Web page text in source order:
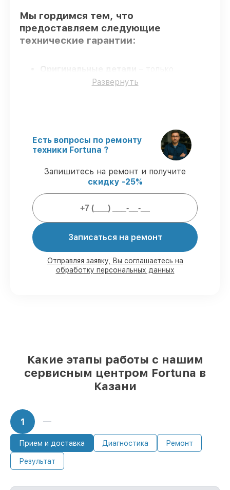
Мы гордимся тем, что
предоставляем следующие
технические гарантии:
Оригинальные детали
подлинные комплектующие.
Соблюдение сроков обслуживания
сервис тепловизора General 50S3
выполняется строго в оговоренные
Подтвержденная гарантия–
предоставляем официальное
гарантийное сопровождение после
Мы гарантируем:
80%работ с возможностью наблюдения
90%комплектующих для тепловизоров
Развернуть
Есть вопросы по ремонту
техники Fortuna ?
Запишитесь на ремонт и получите
скидку -25%
Записаться на ремонт
Отправляя заявку, Вы соглашаетесь на
обработку персональных данных
Какие этапы работы с нашим
сервисным центром Fortuna в
Казани
1
Прием и доставка Диагностика Ремонт
Результат